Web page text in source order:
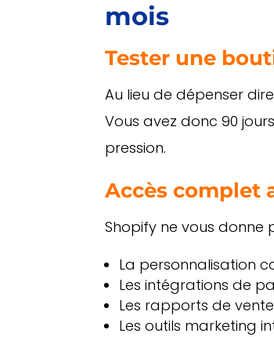
mois
Tester une
Au lieu de dépenser
Vous avez donc 90
pression.
Accès complet
Shopify ne vous donne
La personnalisation
Les intégrations de
Les rapports de
Les outils marketing